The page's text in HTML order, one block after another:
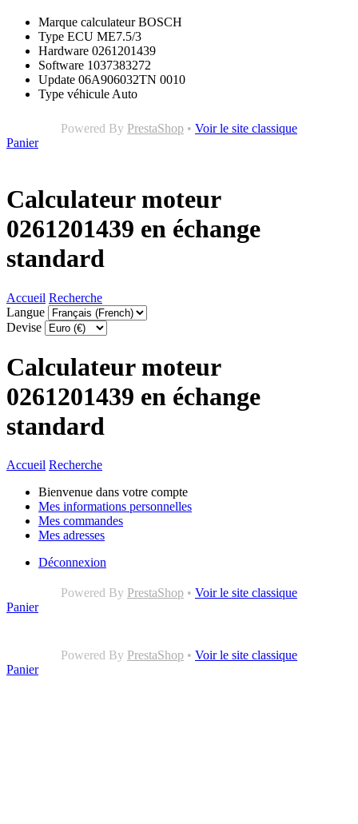
Marque calculateur BOSCH
Type ECU ME7.5/3
Hardware 0261201439
Software 1037383272
Update 06A906032TN 0010
Type véhicule Auto
Powered By PrestaShop • Voir le site classique
Panier
Calculateur moteur
0261201439 en échange
standard
Accueil Recherche
Langue
Devise
Calculateur moteur
0261201439 en échange
standard
Accueil Recherche
Bienvenue dans votre compte
Mes informations personnelles
Mes commandes
Mes adresses
Déconnexion
Powered By PrestaShop • Voir le site classique
Panier
Powered By PrestaShop • Voir le site classique
Panier